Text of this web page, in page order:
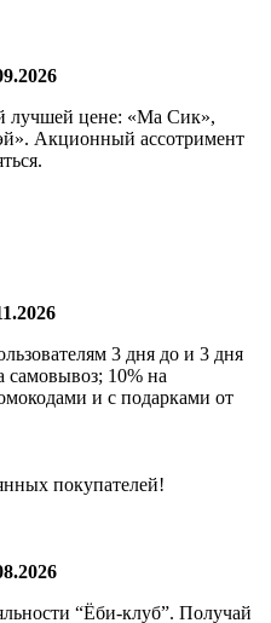
лучшей цене: «Ма Сик»,
Акционный ассотримент
3 дня до и 3 дня
самовывоз; 10% на
и с подарками от
покупателей!
“Ёби-клуб”. Получай